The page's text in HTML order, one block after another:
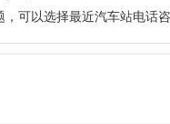
可以选择最近汽车站电话